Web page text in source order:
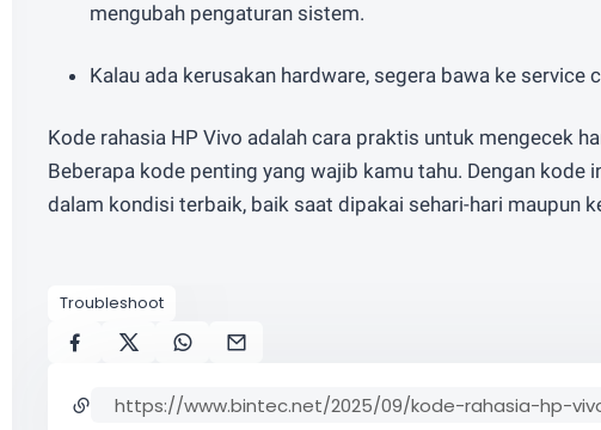
mengubah pengaturan sistem.
Kalau ada kerusakan hardware, segera bawa ke service
Kode rahasia HP Vivo adalah cara praktis untuk mengecek
Beberapa kode penting yang wajib kamu tahu. Dengan kode
dalam kondisi terbaik, baik saat dipakai sehari-hari maupun
Troubleshoot